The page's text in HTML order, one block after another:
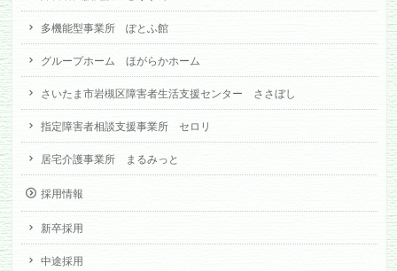
多機能型事業所 ぽとふ館
グループホーム ほがらかホーム
さいたま市岩槻区障害者生活支援センター ささぼし
指定障害者相談支援事業所 セロリ
居宅介護事業所 まるみっと
採用情報
新卒採用
中途採用